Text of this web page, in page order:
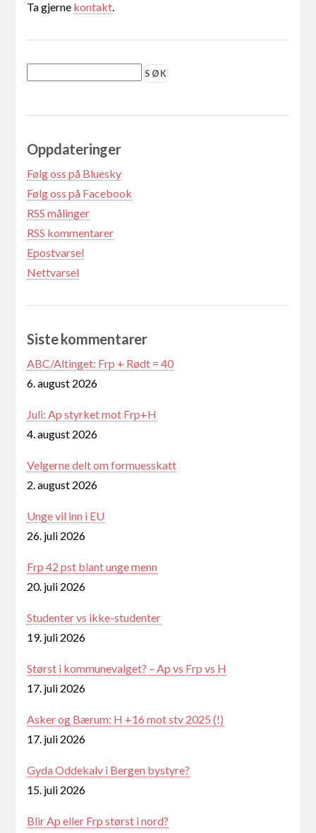
Ta gjerne kontakt.
Oppdateringer
Følg oss på Bluesky
Følg oss på Facebook
RSS målinger
RSS kommentarer
Epostvarsel
Nettvarsel
Siste kommentarer
ABC/Altinget: Frp + Rødt = 40
6. august 2026
Juli: Ap styrket mot Frp+H
4. august 2026
Velgerne delt om formuesskatt
2. august 2026
Unge vil inn i EU
26. juli 2026
Frp 42 pst blant unge menn
20. juli 2026
Studenter vs ikke-studenter
19. juli 2026
Størst i kommunevalget? – Ap vs Frp vs H
17. juli 2026
Asker og Bærum: H +16 mot stv 2025 (!)
17. juli 2026
Gyda Oddekalv i Bergen bystyre?
15. juli 2026
Blir Ap eller Frp størst i nord?